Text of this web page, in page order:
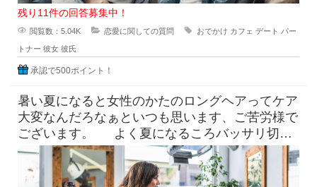
残り11件の回答募集中！
閲覧数：5.04K 恋愛に関しての質問 おでかけ カフェ デート パー
トナー 彼女 彼氏
承認で500ポイント！
暑い夏になると女性のかたのロングヘアってケア
大変なんだろなぁといつも思います、ご苦労様で
ございます。 よく夏になるころバッサリ切っ
たらどうなのよって言っ